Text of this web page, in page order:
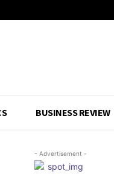
BUSINESS REVIEW
- Advertisement -